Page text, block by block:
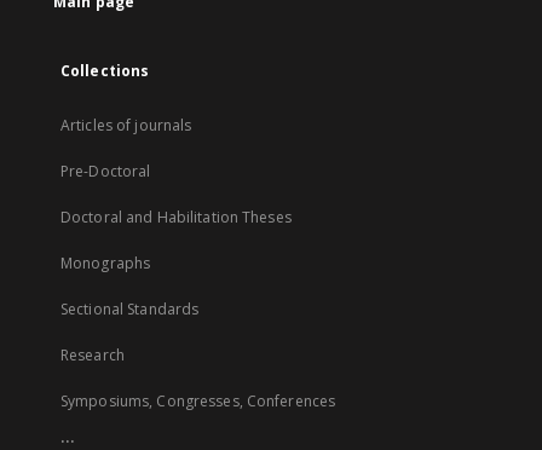
Collections
Articles of journals
Pre-Doctoral
Doctoral and Habilitation Theses
Monographs
Sectional Standards
Research
Symposiums, Congresses, Conferences
...